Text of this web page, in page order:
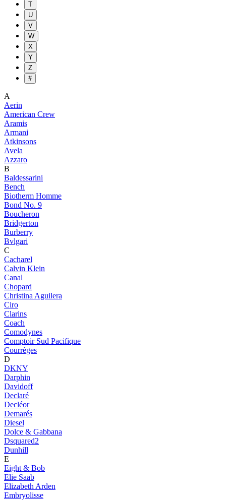
T
U
V
W
X
Y
Z
#
A
Aerin
American Crew
Aramis
Armani
Atkinsons
Avela
Azzaro
B
Baldessarini
Bench
Biotherm Homme
Bond No. 9
Boucheron
Bridgerton
Burberry
Bvlgari
C
Cacharel
Calvin Klein
Canal
Chopard
Christina Aguilera
Ciro
Clarins
Coach
Comodynes
Comptoir Sud Pacifique
Courrèges
D
DKNY
Darphin
Davidoff
Declaré
Decléor
Demarés
Diesel
Dolce & Gabbana
Dsquared2
Dunhill
E
Eight & Bob
Elie Saab
Elizabeth Arden
Embryolisse